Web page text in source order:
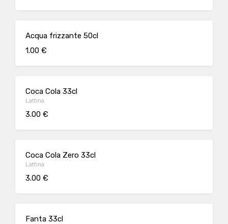
Acqua frizzante 50cl
1.00 €
Coca Cola 33cl
Lattina
3.00 €
Coca Cola Zero 33cl
Lattina
3.00 €
Fanta 33cl